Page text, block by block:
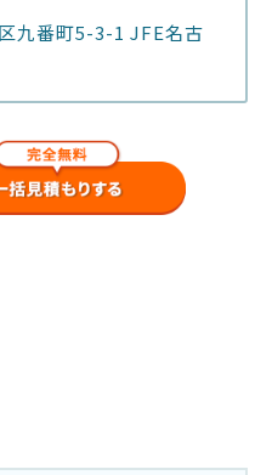
九番町5-3-1 JFE名古